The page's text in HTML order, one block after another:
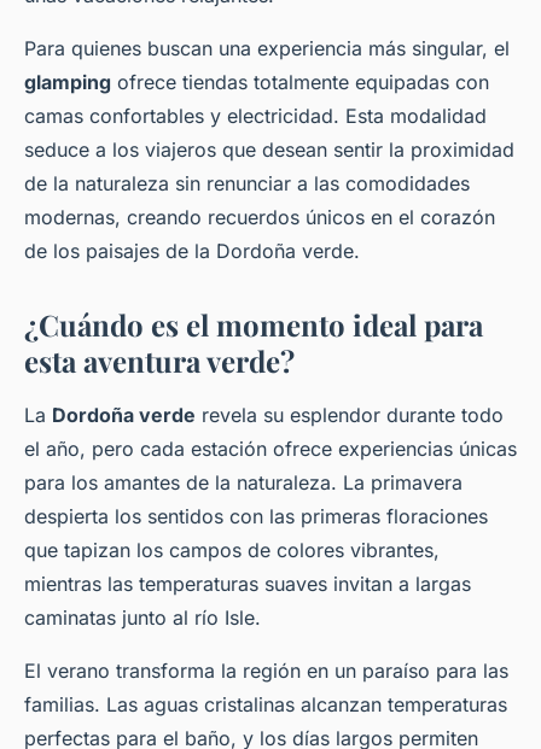
Para quienes buscan una experiencia más singular, el
glamping ofrece tiendas totalmente equipadas con
camas confortables y electricidad. Esta modalidad
seduce a los viajeros que desean sentir la proximidad
de la naturaleza sin renunciar a las comodidades
modernas, creando recuerdos únicos en el corazón
de los paisajes de la Dordoña verde.
¿Cuándo es el momento ideal para
esta aventura verde?
La Dordoña verde revela su esplendor durante todo
el año, pero cada estación ofrece experiencias únicas
para los amantes de la naturaleza. La primavera
despierta los sentidos con las primeras floraciones
que tapizan los campos de colores vibrantes,
mientras las temperaturas suaves invitan a largas
caminatas junto al río Isle.
El verano transforma la región en un paraíso para las
familias. Las aguas cristalinas alcanzan temperaturas
perfectas para el baño, y los días largos permiten